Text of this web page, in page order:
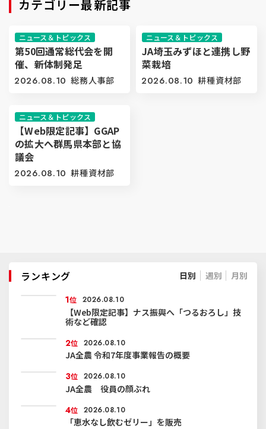
カテゴリー最新記事
ニュース＆トピックス
第50回通常総代会を開
催、新体制発足
2026.08.10 総務人事部
ニュース＆トピックス
JA埼玉みずほと連携し野
菜栽培
2026.08.10 耕種資材部
ニュース＆トピックス
【Web限定記事】GGAP
の拡大へ群馬県本部と協
議会
2026.08.10 耕種資材部
ランキング 日別 週別 月別
1位 2026.08.10
【Web限定記事】ナス振興へ「つるおろし」技
術など確認
2位 2026.08.10
JA全農 令和7年度事業報告の概要
3位 2026.08.10
JA全農 役員の顔ぶれ
4位 2026.08.10
「恵水なし飲むゼリー」を販売